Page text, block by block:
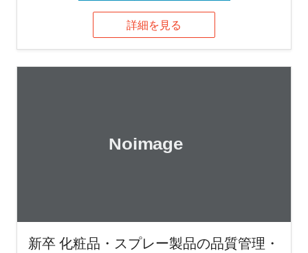
詳細を見る
新卒 化粧品・スプレー製品の品質管理・